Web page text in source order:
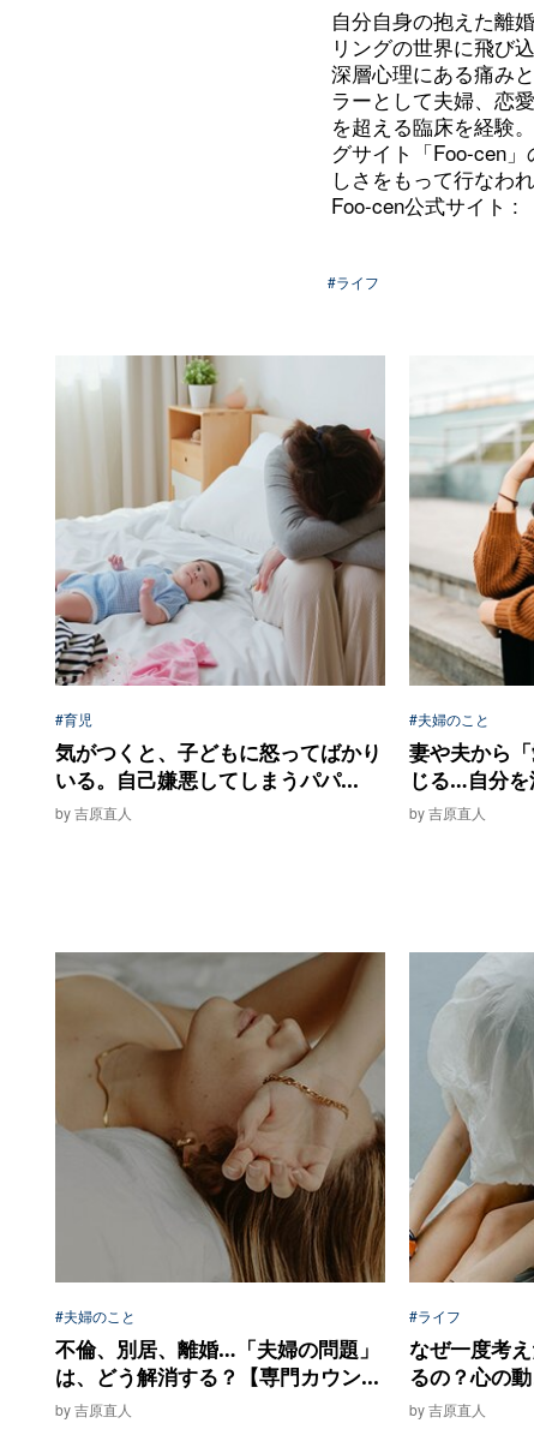
自分自身の抱えた離
リングの世界に飛び
深層心理にある痛み
ラーとして夫婦、恋
を超える臨床を経験
グサイト「Foo-cen」
しさをもって行なわ
Foo-cen公式サイト :
#ライフ
#育児
気がつくと、子どもに怒ってばかり
いる。自己嫌悪してしまうパパ...
by 吉原直人
#夫婦のこと
妻や夫から
じる…自分
by 吉原直人
#夫婦のこと
不倫、別居、離婚…「夫婦の問題」
は、どう解消する？【専門カウン...
by 吉原直人
#ライフ
なぜ一度考
るの？心の
by 吉原直人